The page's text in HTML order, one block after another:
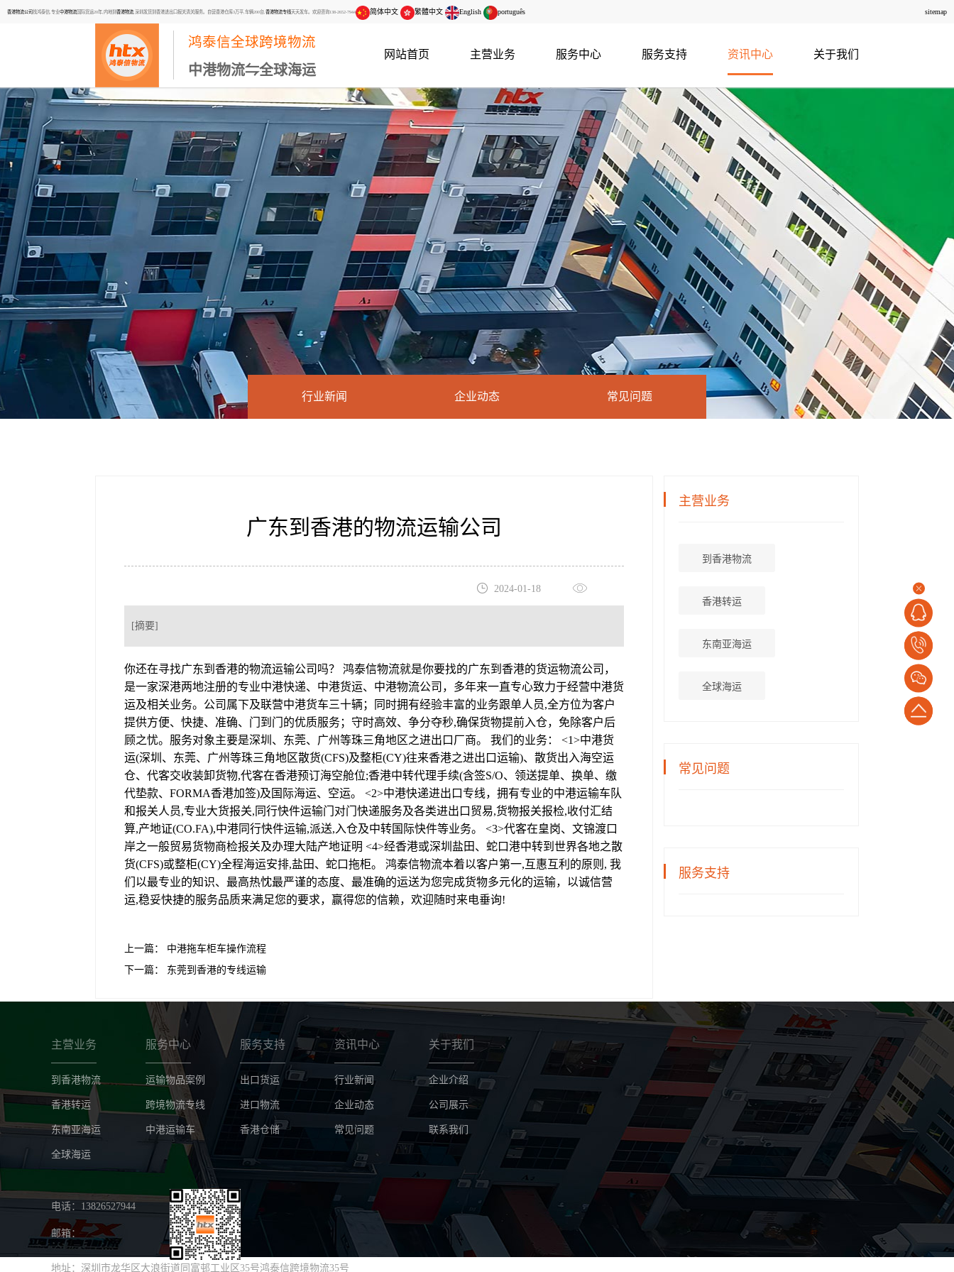
香港物流公司找鸿泰信,专业中港物流国际货运20年,内地到 香港物流 ,深圳发货到香港进出口报关清关服务。自营香港仓库3万平,车辆200台, 香港物流专线天天发车。欢迎咨询138-2652-7944 简体中文 繁體中文 English português sitemap
鸿泰信全球跨境物流
中港物流⇋全球海运
网站首页 主营业务 服务中心 服务支持 资讯中心 关于我们
电
话：
返
行业新闻 企业动态 常见问题
广东到香港的物流运输公司
2024-01-18
[摘要]
你还在寻找广东到香港的物流运输公司吗？ 鸿泰信物流就是你要找的广东到香港的货运物流公司，
是一家深港两地注册的专业中港快递、中港货运、中港物流公司，多年来一直专心致力于经营中港货
运及相关业务。公司属下及联营中港货车三十辆；同时拥有经验丰富的业务跟单人员,全方位为客户
提供方便、快捷、准确、门到门的优质服务；守时高效、争分夺秒,确保货物提前入仓，免除客户后
顾之忧。服务对象主要是深圳、东莞、广州等珠三角地区之进出口厂商。 我们的业务： <1>中港货
运(深圳、东莞、广州等珠三角地区散货(CFS)及整柜(CY)往来香港之进出口运输)、散货出入海空运
仓、代客交收装卸货物,代客在香港预订海空舱位;香港中转代理手续(含签S/O、领送提单、换单、缴
代垫款、FORMA香港加签)及国际海运、空运。 <2>中港快递进出口专线，拥有专业的中港运输车队
和报关人员,专业大货报关,同行快件运输门对门快递服务及各类进出口贸易,货物报关报检,收付汇结
算,产地证(CO.FA),中港同行快件运输,派送,入仓及中转国际快件等业务。 <3>代客在皇岗、文锦渡口
岸之一般贸易货物商检报关及办理大陆产地证明 <4>经香港或深圳盐田、蛇口港中转到世界各地之散
货(CFS)或整柜(CY)全程海运安排,盐田、蛇口拖柜。 鸿泰信物流本着以客户第一,互惠互利的原则, 我
们以最专业的知识、最高热忱最严谨的态度、最准确的运送为您完成货物多元化的运输，以诚信营
运,稳妥快捷的服务品质来满足您的要求，赢得您的信赖，欢迎随时来电垂询!
上一篇：
中港拖车柜车操作流程
下一篇：
东莞到香港的专线运输
主营业务
到香港物流
香港转运
东南亚海运
全球海运
常见问题
服务支持
主营业务
到香港物流
香港转运
东南亚海运
全球海运
服务中心
运输物品案例
跨境物流专线
中港运输车
服务支持
出口货运
进口物流
香港仓储
资讯中心
行业新闻
企业动态
常见问题
关于我们
企业介绍
公司展示
联系我们
电话：13826527944
邮箱：
地址：深圳市龙华区大浪街道同富邨工业区35号鸿泰信跨境物流35号